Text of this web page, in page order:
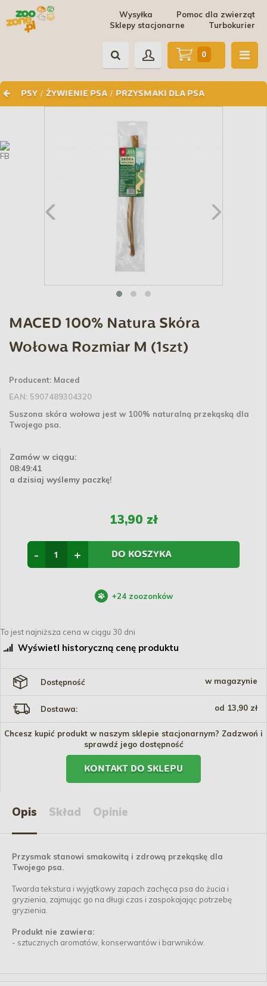
Pomoc dla zwierząt
Wysyłka
Turbokurier
Sklepy stacjonarne
PSY / ŻYWIENIE PSA / PRZYSMAKI DLA PSA
0
MACED 100% Natura Skóra
Wołowa Rozmiar M (1szt)
Producent: Maced
EAN: 5907489304320
Suszona skóra wołowa jest w 100% naturalną przekąską dla
Twojego psa.
Zamów w ciągu:
08:49:41
a dzisiaj wyślemy paczkę!
13,90 zł
+
- DO KOSZYKA
+24 zoozonków
To jest najniższa cena w ciągu 30 dni
Wyświetl historyczną cenę produktu
Dostępność w magazynie
Dostawa: od 13,90 zł
Chcesz kupić produkt w naszym sklepie stacjonarnym? Zadzwoń i
sprawdź jego dostępność
KONTAKT DO SKLEPU
Opis Skład Opinie
Przysmak stanowi smakowitą i zdrową przekąskę dla
Twojego psa.
Twarda tekstura i wyjątkowy zapach zachęca psa do żucia i
gryzienia, zajmując go na długi czas i zaspokajając potrzebę
gryzienia.
Produkt nie zawiera:
- sztucznych aromatów, konserwantów i barwników.